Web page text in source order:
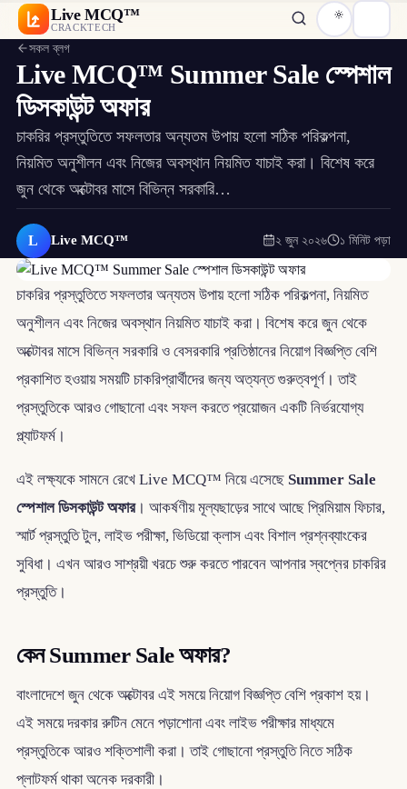
Live MCQ™
CRACKTECH
সকল ব্লগ
Live MCQ™ Summer Sale স্পেশাল
ডিসকাউন্ট অফার
চাকরির প্রস্তুতিতে সফলতার অন্যতম উপায় হলো সঠিক পরিকল্পনা,
নিয়মিত অনুশীলন এবং নিজের অবস্থান নিয়মিত যাচাই করা। বিশেষ করে
জুন থেকে অক্টোবর মাসে বিভিন্ন সরকারি…
L Live MCQ™ ২ জুন ২০২৬ ১ মিনিট পড়া
চাকরির প্রস্তুতিতে সফলতার অন্যতম উপায় হলো সঠিক পরিকল্পনা, নিয়মিত
অনুশীলন এবং নিজের অবস্থান নিয়মিত যাচাই করা। বিশেষ করে জুন থেকে
অক্টোবর মাসে বিভিন্ন সরকারি ও বেসরকারি প্রতিষ্ঠানের নিয়োগ বিজ্ঞপ্তি বেশি
প্রকাশিত হওয়ায় সময়টি চাকরিপ্রার্থীদের জন্য অত্যন্ত গুরুত্বপূর্ণ। তাই
প্রস্তুতিকে আরও গোছানো এবং সফল করতে প্রয়োজন একটি নির্ভরযোগ্য
প্ল্যাটফর্ম।
এই লক্ষ্যকে সামনে রেখে Live MCQ™ নিয়ে এসেছে Summer Sale
স্পেশাল ডিসকাউন্ট অফার। আকর্ষণীয় মূল্যছাড়ের সাথে আছে প্রিমিয়াম ফিচার,
স্মার্ট প্রস্তুতি টুল, লাইভ পরীক্ষা, ভিডিয়ো ক্লাস এবং বিশাল প্রশ্নব্যাংকের
সুবিধা। এখন আরও সাশ্রয়ী খরচে শুরু করতে পারবেন আপনার স্বপ্নের চাকরির
প্রস্তুতি।
কেন Summer Sale অফার?
বাংলাদেশে জুন থেকে অক্টোবর এই সময়ে নিয়োগ বিজ্ঞপ্তি বেশি প্রকাশ হয়।
এই সময়ে দরকার রুটিন মেনে পড়াশোনা এবং লাইভ পরীক্ষার মাধ্যমে
প্রস্তুতিকে আরও শক্তিশালী করা। তাই গোছানো প্রস্তুতি নিতে সঠিক
প্লাটফর্ম থাকা অনেক দরকারী।